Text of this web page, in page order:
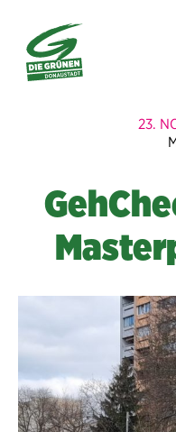
23.